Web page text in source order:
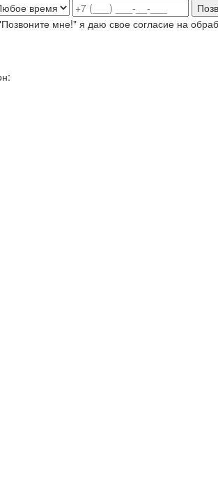
мне!" я даю свое согласие на